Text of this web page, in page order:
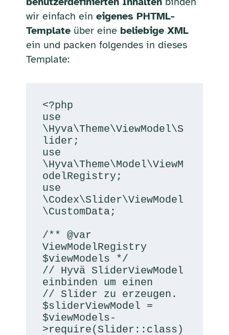
wir einfach ein eigenes PHTML-
Templateüber eine beliebige XML
ein und packen folgendes in dieses
Template:
<?php
use
\Hyva\Theme\ViewModel\S
lider;
use
\Hyva\Theme\Model\ViewM
odelRegistry;
use
\Codex\Slider\ViewModel
\CustomData;
/** @var
ViewModelRegistry
$viewModels */
// Hyvä SliderViewModel
einbinden um einen
// Slider zu erzeugen.
$sliderViewModel =
$viewModels-
>require(Slider::class)